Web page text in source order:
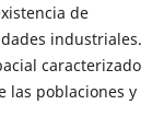
de
industriales.
caracterizado
las poblaciones y